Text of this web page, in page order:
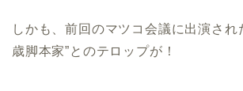
しかも、前回のマツコ会議に出演され
歳脚本家”とのテロップが！